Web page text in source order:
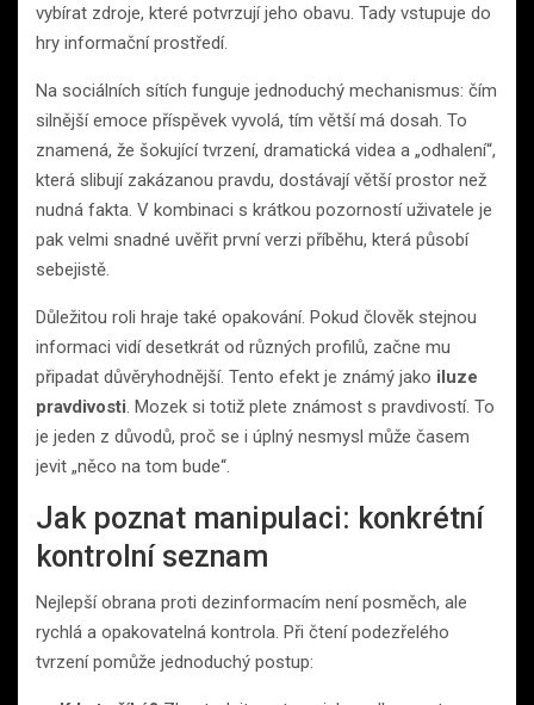
vybírat zdroje, které potvrzují jeho obavu. Tady vstupuje do
hry informační prostředí.
Na sociálních sítích funguje jednoduchý mechanismus: čím
silnější emoce příspěvek vyvolá, tím větší má dosah. To
znamená, že šokující tvrzení, dramatická videa a „odhalení“,
která slibují zakázanou pravdu, dostávají větší prostor než
nudná fakta. V kombinaci s krátkou pozorností uživatele je
pak velmi snadné uvěřit první verzi příběhu, která působí
sebejistě.
Důležitou roli hraje také opakování. Pokud člověk stejnou
informaci vidí desetkrát od různých profilů, začne mu
připadat důvěryhodnější. Tento efekt je známý jako iluze
pravdivosti . Mozek si totiž plete známost s pravdivostí. To
je jeden z důvodů, proč se i úplný nesmysl může časem
jevit „něco na tom bude“.
Jak poznat manipulaci: konkrétní
kontrolní seznam
Nejlepší obrana proti dezinformacím není posměch, ale
rychlá a opakovatelná kontrola. Při čtení podezřelého
tvrzení pomůže jednoduchý postup: